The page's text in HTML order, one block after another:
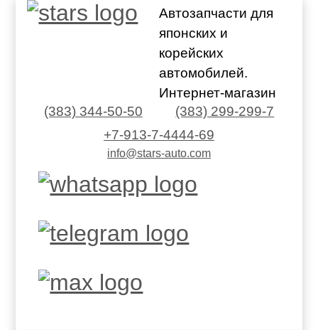
Автозапчасти для
японских и
корейских
автомобилей.
Интернет-магазин
(383) 344-50-50
(383) 299-299-7
+7-913-7-4444-69
info@stars-auto.com